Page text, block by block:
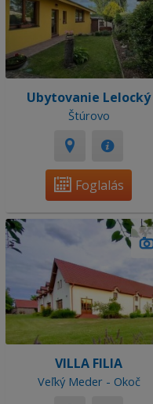
Ubytovanie Lelocký
Štúrovo
Foglalás
VILLA FILIA
Veľký Meder - Okoč